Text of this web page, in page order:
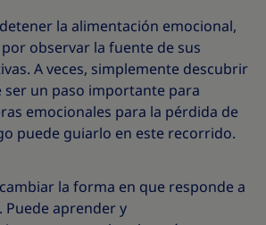
la alimentación emocional,
observar la fuente de sus
A veces, simplemente descubrir
ser un paso importante para
emocionales para la pérdida de
puede guiarlo en este recorrido.
la forma en que responde a
aprender y